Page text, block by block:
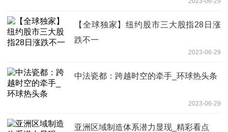
【全球独家】纽约股市三大股指28日涨
跌不一
2023-06-29
中法瓷都：跨越时空的牵手_环球热头条
2023-06-29
亚洲区域制造体系潜力显现_精彩看点